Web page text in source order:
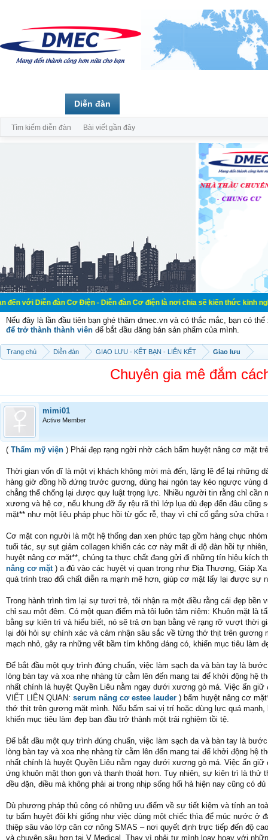
đàn Cơ Điện - Diễn đàn Cơ điện là nơi chia sẽ kiến thức kinh nghiệm
Nếu đây là lần đầu tiên bạn ghé thăm dmec.vn và có thắc mắc, bạn có
để trở thành thành viên để bắt đầu đăng bán sản phẩm của mình.
Trang chủ Diễn đàn GIAO LƯU - KẾT BẠN - LIÊN KẾT Giao lưu
Chuyên gia mê đắm
mimi01
Active Member
( Thẩm mỹ viện ) Phái đẹp rạng ngời nhờ cách bấm huyệt nâng cơ mặt
Thời gian vốn dĩ là một vị khách không mời mà đến, lặng lẽ để lại những
hàng giờ đồng hồ đứng trước gương, dùng hai ngón tay kéo ngược
chẳng thể chống lại được quy luật trọng lực. Nhiều người tin rằng chỉ
xương và hệ cơ, nếu khung đỡ ấy rệu rã thì lớp lụa dù đẹp đến đâu cũng
mặt** như một liệu pháp phục hồi từ gốc rễ, thay vì chỉ cố gắng sửa
Cơ mặt con người là một hệ thống đan xen phức tạp gồm hàng chục
tuổi tác, sự sụt giảm collagen khiến các cơ này mất đi độ đàn hồi tự
huyệt nâng cơ mặt**, chúng ta thực chất đang gửi đi những tín hiệu kích
nâng cơ mặt) a đủ vào các huyệt vị quan trọng như Địa Thương, Giáp
quá trình trao đổi chất diễn ra mạnh mẽ hơn, giúp cơ mặt lấy lại được sự
Trong hành trình tìm lại sự tươi trẻ, tôi nhận ra một điều rằng cái đẹp
chỉ sau một đêm. Có một quan điểm mà tôi luôn tâm niệm: Khuôn mặt
bằng sự kiên trì và hiểu biết, nó sẽ trả ơn bạn bằng vẻ rạng rỡ vượt thời
lại đòi hỏi sự chính xác và cảm nhận sâu sắc về từng thớ thịt trên
mạch nhỏ, gây ra những vết bầm tím không đáng có, khiến mục tiêu làm
Để bắt đầu một quy trình đúng chuẩn, việc làm sạch da và bàn tay là
lòng bàn tay và xoa nhẹ nhàng từ cằm lên đến mang tai để khởi động hệ
nhất chính là huyệt Quyền Liêu nằm ngay dưới xương gò má. Việc ấn
VIẾT LIÊN QUAN: serum nâng cơ estee lauder ) bấm huyệt nâng cơ
thớ thịt trên gương mặt mình. Nếu bấm sai vị trí hoặc dùng lực quá
khiến mục tiêu làm đẹp ban đầu trở thành một trải nghiệm tồi tệ.
Để bắt đầu một quy trình đúng chuẩn, việc làm sạch da và bàn tay là
lòng bàn tay và xoa nhẹ nhàng từ cằm lên đến mang tai để khởi động hệ
nhất chính là huyệt Quyền Liêu nằm ngay dưới xương gò má. Việc ấn
ứng khuôn mặt thon gọn và thanh thoát hơn. Tuy nhiên, sự kiên trì là
đều đặn, điều mà không phải ai trong nhịp sống hối hả hiện nay cũng có
Dù phương pháp thủ công có những ưu điểm về sự tiết kiệm và tính an
tự bấm huyệt đôi khi giống như việc dùng một chiếc thìa để múc nước
thiệp sâu vào lớp cân cơ nông SMAS – nơi quyết định trực tiếp đến độ
và chuyên sâu hơn tại V Medical. Thay vì phải tự mình loay hoay với
Diễn đàn
Tìm kiếm diễn đàn Bài viết gần đây